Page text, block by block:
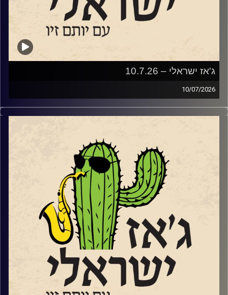
ג'אז ישראלי – 10.7.26
10/07/2026
השבוע בג'ז ישראלי
שהחלה ב – 2.6 ותסתיים ב – 8.9. שוחחנו עם שתיים
מהמוזיקאיות שיופיעו בסדרה.
עידית מינצר שתופיע ב 14.7
עם החמישייה בהובלתה שהופיעה לראשונה בפסטיבל הג'ז
ועם סלעית להב שתופיע
עם ההרכב הברזילאי שלה, "שורולה" ב 28.7
בהמשך לקראת שתי הופעות שלו בשבלול ג'אז בתל אביב
שוחחנו עם הפסנתרן טמיר הנדלמן שמגיע להשיק את אלבום
החדש שלו עם הזמרת טיירני טוסון.
סיימנו עם סינגל
מתוך האלבום החדש של המלחין והחצוצרן איתמר בורוכוב.